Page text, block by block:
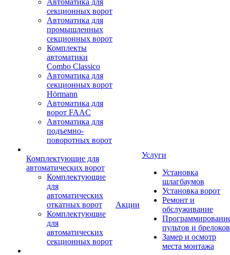
Автоматика для
секционных ворот
Автоматика для
промышленных
секционных ворот
Комплекты
автоматики
Combo Classico
Автоматика для
секционных ворот
Hörmann
Автоматика для
ворот FAAC
Автоматика для
подъемно-
поворотных ворот
Комплектующие для
автоматических ворот
Комплектующие
для
автоматических
откатных ворот
Комплектующие
для
автоматических
секционных ворот
Акции
Услуги
Установка
шлагбаумов
Установка ворот
Ремонт и
обслуживание
пультов и брелоков
Замер и осмотр
места монтажа